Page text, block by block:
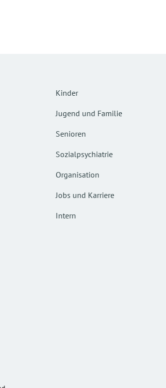
Kinder
Jugend und Familie
Senioren
Sozialpsychiatrie
Organisation
Jobs und Karriere
Intern